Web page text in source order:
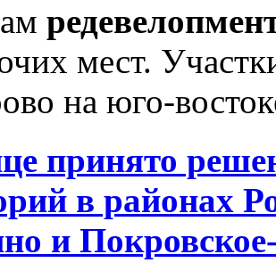
мест.
на юго-
принято
в районах
и